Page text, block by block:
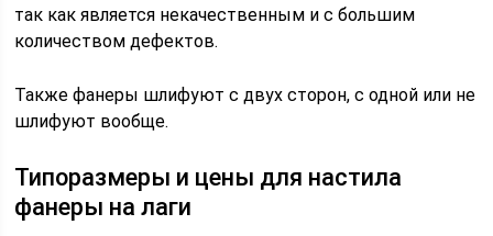
так как является некачественным и с большим
количеством дефектов.
Также фанеры шлифуют с двух сторон, с одной или не
шлифуют вообще.
Типоразмеры и цены для настила
фанеры на лаги